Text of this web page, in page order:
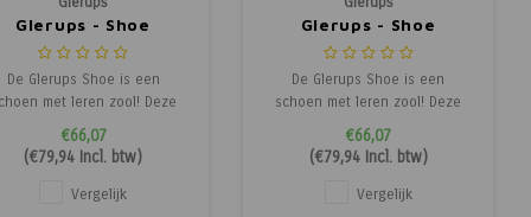
Glerups - Shoe
De Glerups Shoe is een
met leren zool! Deze
is flexibel en daarom
om in te stappen. De
Glerups pantoffels met de
leren zool zijn voor
€66,07
(€79,94 Incl. btw)
Vergelijk
Glerups - Shoe
De Glerups Shoe is een
schoen met leren zool! Deze
Glerups is flexibel en daarom
makkelijk om in te stappen. De
Glerups pantoffels met de
leren zool zijn voor
€66,07
(€79,94Incl. btw)
Vergelijk